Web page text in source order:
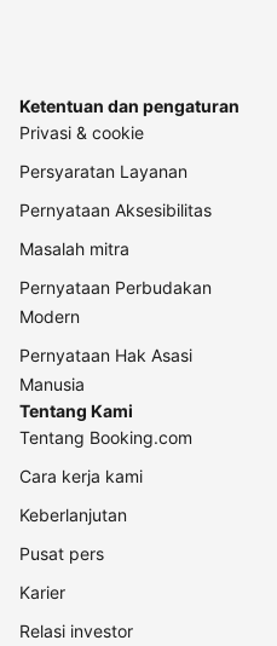
Ketentuan dan pengaturan
Privasi & cookie
Persyaratan Layanan
Pernyataan Aksesibilitas
Masalah mitra
Pernyataan Perbudakan
Modern
Pernyataan Hak Asasi
Manusia
Tentang Kami
Tentang Booking.com
Cara kerja kami
Keberlanjutan
Pusat pers
Karier
Relasi investor